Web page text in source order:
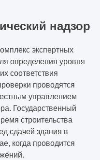
надзор
экспертных
определения уровня
соответствия
проводятся
управлением
Государственный
строительства
сдачей здания в
когда проводится
.